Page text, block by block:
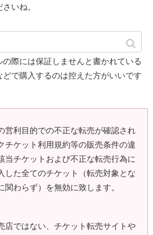
いね。
ジにもチケットの転売は禁止と表明
の際には保証しませんと書かれている
で購入するのは控えた方がいいです
営利目的での不正な転売が確認され
チケット利用規約等の販売条件の違
当チケットおよび不正な転売行為に
した全てのチケット（転売対象とな
関わらず）を無効に致します。
店ではない、チケット転売サイトや